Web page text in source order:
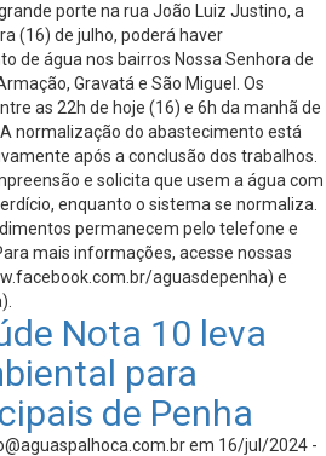
porte na rua João Luiz Justino, a
(16) de julho, poderá haver
de água nos bairros Nossa Senhora de
Gravatá e São Miguel. Os
as 22h de hoje (16) e 6h da manhã de
normalização do abastecimento está
após a conclusão dos trabalhos.
e solicita que usem a água com
enquanto o sistema se normaliza.
permanecem pelo telefone e
mais informações, acesse nossas
aguasdepenha) e
Nota 10 leva
para
de Penha
em 16/jul/2024 -